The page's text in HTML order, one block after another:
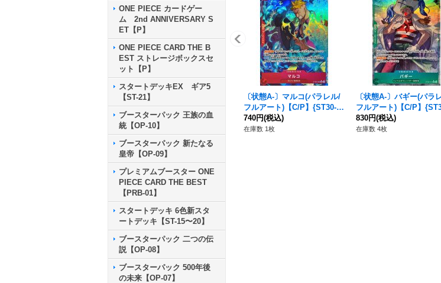
ONE PIECE カードゲー
ム 2nd ANNIVERSARY S
ET【P】
ONE PIECE CARD THE B
EST ストレージボックスセ
ット【P】
スタートデッキEX ギア5
【ST-21】
ブースターパック 王族の血
統【OP-10】
ブースターパック 新たなる
皇帝【OP-09】
プレミアムブースター ONE
PIECE CARD THE BEST
【PRB-01】
スタートデッキ 6色新スタ
ートデッキ【ST-15〜20】
ブースターパック 二つの伝
説【OP-08】
ブースターパック 500年後
の未来【OP-07】
〔状態A-〕マルコ(パラレル/
フルアート)【C/P】{ST30-0
08}
740円(税込)
在庫数 1枚
〔状態A-〕バギー(パラ
フルアート)【C/P】
11}
830円(税込)
在庫数 4枚